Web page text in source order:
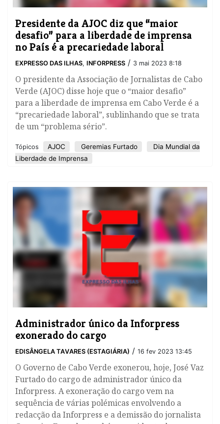
Presidente da AJOC diz que “maior
desafio” para a liberdade de imprensa
no País é a precariedade laboral
EXPRESSO DAS ILHAS, INFORPRESS / 3 mai 2023 8:18
​O presidente da Associação de Jornalistas de Cabo
Verde (AJOC) disse hoje que o “maior desafio”
para a liberdade de imprensa em Cabo Verde é a
“precariedade laboral”, sublinhando que se trata
de um “problema sério”.
Tópicos AJOC Geremias Furtado
Dia Mundial da
Liberdade de Imprensa
​Administrador único da Inforpress
exonerado do cargo
EDISÂNGELA TAVARES (ESTAGIÁRIA) / 16 fev 2023 13:45
O Governo de Cabo Verde exonerou, hoje, José Vaz
Furtado do cargo de administrador único da
Inforpress. A exoneração do cargo vem na
sequência de várias polémicas envolvendo a
redacção da Inforpress e a demissão do jornalista